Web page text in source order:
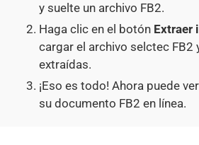
y suelte un archivo FB2.
Haga clic en el botón Extraer
cargar el archivo selctec FB2
extraídas.
¡Eso es todo! Ahora puede
su documento FB2 en línea.